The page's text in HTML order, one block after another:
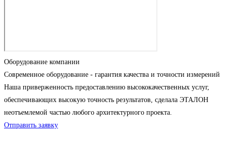
Оборудование компании
Современное оборудование - гарантия качества и точности измерений
Наша приверженность предоставлению высококачественных услуг,
обеспечивающих высокую точность результатов, сделала ЭТАЛОН
неотъемлемой частью любого архитектурного проекта.
Отправить заявку